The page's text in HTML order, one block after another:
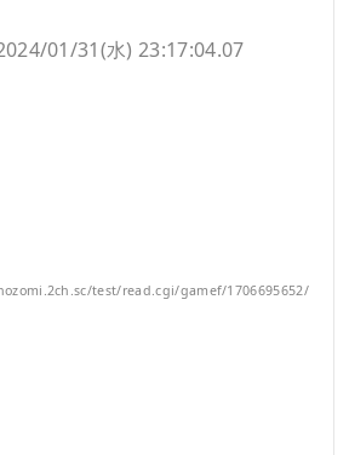
01/31(水) 23:17:04.07
test/read.cgi/gamef/1706695652/